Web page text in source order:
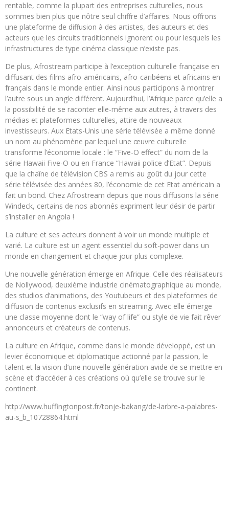
rentable, comme la plupart des entreprises culturelles, nous
sommes bien plus que nôtre seul chiffre d’affaires. Nous offrons
une plateforme de diffusion à des artistes, des auteurs et des
acteurs que les circuits traditionnels ignorent ou pour lesquels les
infrastructures de type cinéma classique n’existe pas.
De plus, Afrostream participe à l’exception culturelle française en
diffusant des films afro-américains, afro-caribéens et africains en
français dans le monde entier. Ainsi nous participons à montrer
l’autre sous un angle différent. Aujourd’hui, l’Afrique parce qu’elle a
la possibilité de se raconter elle-même aux autres, à travers des
médias et plateformes culturelles, attire de nouveaux
investisseurs. Aux Etats-Unis une série télévisée a même donné
un nom au phénomène par lequel une œuvre culturelle
transforme l’économie locale : le “Five-O effect” du nom de la
série Hawaii Five-O ou en France “Hawaii police d’Etat”. Depuis
que la chaîne de télévision CBS a remis au goût du jour cette
série télévisée des années 80, l’économie de cet Etat américain a
fait un bond. Chez Afrostream depuis que nous diffusons la série
Windeck, certains de nos abonnés expriment leur désir de partir
s’installer en Angola !
La culture et ses acteurs donnent à voir un monde multiple et
varié. La culture est un agent essentiel du soft-power dans un
monde en changement et chaque jour plus complexe.
Une nouvelle génération émerge en Afrique. Celle des réalisateurs
de Nollywood, deuxième industrie cinématographique au monde,
des studios d’animations, des Youtubeurs et des plateformes de
diffusion de contenus exclusifs en streaming. Avec elle émerge
une classe moyenne dont le “way of life” ou style de vie fait rêver
annonceurs et créateurs de contenus.
La culture en Afrique, comme dans le monde développé, est un
levier économique et diplomatique actionné par la passion, le
talent et la vision d’une nouvelle génération avide de se mettre en
scène et d’accéder à ces créations où qu’elle se trouve sur le
continent.
http://www.huffingtonpost.fr/tonje-bakang/de-larbre-a-palabres-
au-s_b_10728864.html